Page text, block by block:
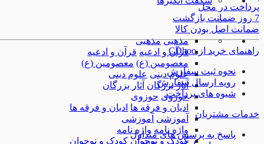
مذهبی مذهبی
قرآن و ادعیه قرآن و ادعیه
معصومین (ع) معصومین (ع)
علوم دینی علوم دینی
آثار بزرگان آثار بزرگان
حوزوی حوزوی
ادیان و فرقه ها ادیان و فرقه ها
آموزشی آموزشی
واژه نامه واژه نامه
کودک و نوجوان کودک و نوجوان
پرداخت در محل
7 روز ضمانت بازگشت
ضمانت اصل بودن کالا
راهنمای خرید از CDhoo
نحوه ثبت سفارش
رویه ارسال سفارش
شیوه های پرداخت
خدمات مشتریان
پاسخ به پرسش های متداول